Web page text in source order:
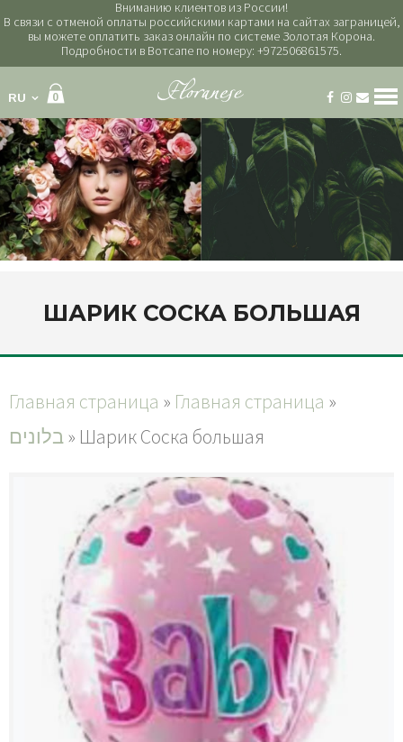
Вниманию клиентов из России!
В связи с отменой оплаты российскими картами на сайтах заграницей,
вы можете оплатить заказ онлайн по системе Золотая Корона.
Подробности в Вотсапе по номеру: +972506861575.
RU 0
Категории
букеты
букет невесты
венки на голову
горшечные растения
композиции
украшение свадебной машины
шарики
Мой аккаунт
ШАРИК СОСКА БОЛЬШАЯ
Главная страница » Главная страница »
בלונים» Шарик Соска большая